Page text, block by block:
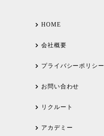
HOME
会社概要
プライバシーポリシー
お問い合わせ
リクルート
アカデミー